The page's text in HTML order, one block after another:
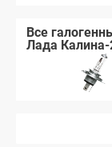
Все
Лада Калина-